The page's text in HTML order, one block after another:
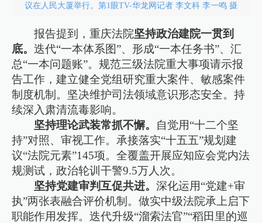
议在人民大厦举行。第1眼TV-华龙网记者 李文科 李一鸣 摄
报告提到，重庆法院坚持政治建院一贯到
底。迭代“一本体系图”、形成“一本任务书”、汇
总“一本问题账”。规范三级法院重大事项请示报
告工作，建立健全党组研究重大案件、敏感案件
制度机制。坚决维护司法领域意识形态安全。持
续深入肃清流毒影响。
坚持理论武装常抓不懈。 自觉用“十二个坚
持”对照、审视工作。承接落实“十五五”规划建
议“法院元素”145项。全覆盖开展应知应会党内法
规测试，政治轮训干警9.5万人次。
坚持党建审判互促共进。深化运用“党建+审
执”两张表融合评价机制。做实中级法院承上启下
职能作用发挥。迭代升级“溜索法官”“稻田里的巡